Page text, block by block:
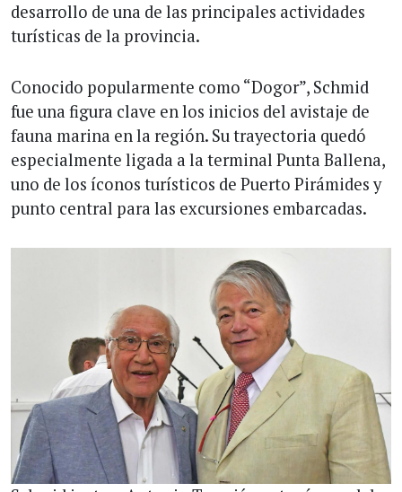
desarrollo de una de las principales actividades
turísticas de la provincia.
Conocido popularmente como “Dogor”, Schmid
fue una figura clave en los inicios del avistaje de
fauna marina en la región. Su trayectoria quedó
especialmente ligada a la terminal Punta Ballena,
uno de los íconos turísticos de Puerto Pirámides y
punto central para las excursiones embarcadas.